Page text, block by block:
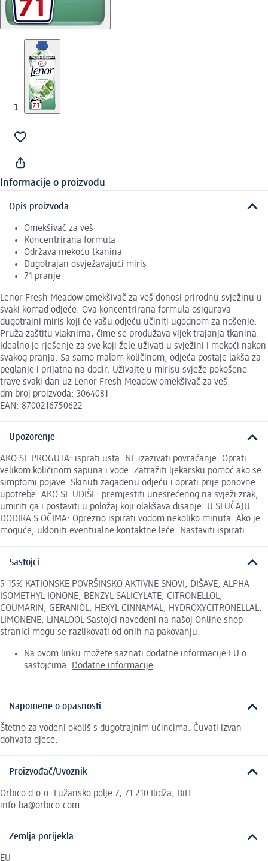
Informacije o proizvodu
Opis proizvoda
Omekšivač za veš
Koncentrirana formula
Održava mekoću tkanina
Dugotrajan osvježavajući miris
71 pranje
Lenor Fresh Meadow omekšivač za veš donosi prirodnu svježinu u
svaki komad odjeće. Ova koncentrirana formula osigurava
dugotrajni miris koji će vašu odjeću učiniti ugodnom za nošenje.
Pruža zaštitu vlaknima, čime se produžava vijek trajanja tkanina.
Idealno je rješenje za sve koji žele uživati u svježini i mekoći nakon
svakog pranja. Sa samo malom količinom, odjeća postaje lakša za
peglanje i prijatna na dodir. Uživajte u mirisu svježe pokošene
trave svaki dan uz Lenor Fresh Meadow omekšivač za veš.
dm broj proizvoda: 3064081
EAN: 8700216750622
Upozorenje
AKO SE PROGUTA: isprati usta. NE izazivati povraćanje. Oprati
velikom količinom sapuna i vode. Zatražiti ljekarsku pomoć ako se
simptomi pojave. Skinuti zagađenu odjeću i oprati prije ponovne
upotrebe. AKO SE UDIŠE: premjestiti unesrećenog na svježi zrak,
umiriti ga i postaviti u položaj koji olakšava disanje. U SLUČAJU
DODIRA S OČIMA: Oprezno ispirati vodom nekoliko minuta. Ako je
moguće, ukloniti eventualne kontaktne leće. Nastaviti ispirati.
Sastojci
5-15% KATIONSKE POVRŠINSKO AKTIVNE SNOVI, DIŠAVE, ALPHA-
ISOMETHYL IONONE, BENZYL SALICYLATE, CITRONELLOL,
COUMARIN, GERANIOL, HEXYL CINNAMAL, HYDROXYCITRONELLAL,
LIMONENE, LINALOOL Sastojci navedeni na našoj Online shop
stranici mogu se razlikovati od onih na pakovanju.
Na ovom linku možete saznati dodatne informacije EU o
sastojcima. Dodatne informacije
Napomene o opasnosti
Štetno za vodeni okoliš s dugotrajnim učincima. Čuvati izvan
dohvata djece.
Proizvođač/Uvoznik
Orbico d.o.o. Lužansko polje 7, 71 210 Ilidža, BiH
info.ba@orbico.com
Zemlja porijekla
EU